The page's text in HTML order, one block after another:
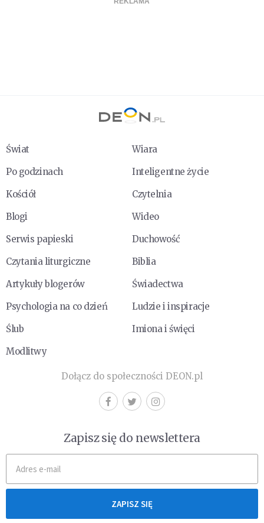
Świat
Wiara
Po godzinach
Inteligentne życie
Kościół
Czytelnia
Blogi
Wideo
Serwis papieski
Duchowość
Czytania liturgiczne
Biblia
Artykuły blogerów
Świadectwa
Psychologia na co dzień
Ludzie i inspiracje
Ślub
Imiona i święci
Modlitwy
Dołącz do społeczności DEON.pl
Zapisz się do newslettera
ZAPISZ SIĘ